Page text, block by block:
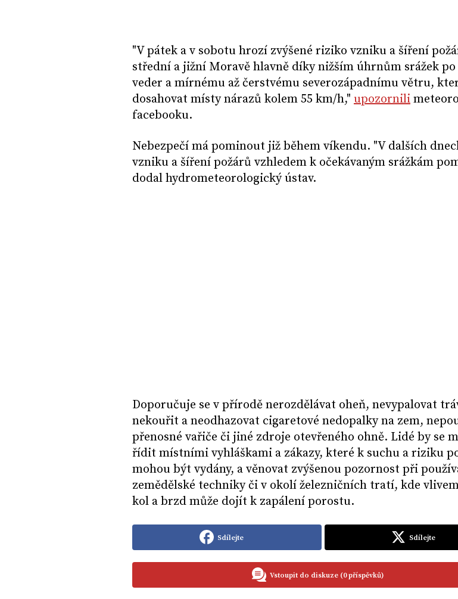
"V pátek a v sobotu hrozí zvýšené riziko vzniku a šíření
střední a jižní Moravě hlavně díky nižším úhrnům srážek
veder a mírnému až čerstvému severozápadnímu větru,
dosahovat místy nárazů kolem 55 km/h," upozornili
facebooku.
Nebezpečí má pominout již během víkendu. "V dalších
vzniku a šíření požárů vzhledem k očekávaným srážkám
dodal hydrometeorologický ústav.
Doporučuje se v přírodě nerozdělávat oheň, nevypalovat
nekouřit a neodhazovat cigaretové nedopalky na zem,
přenosné vařiče či jiné zdroje otevřeného ohně. Lidé by se
řídit místními vyhláškami a zákazy, které k suchu a riziku
mohou být vydány, a věnovat zvýšenou pozornost při
zemědělské techniky či v okolí železničních tratí, kde
kol a brzd může dojít k zapálení porostu.
Sdílejte Sdílejte
Vstoupit do diskuze (0 příspěvků)